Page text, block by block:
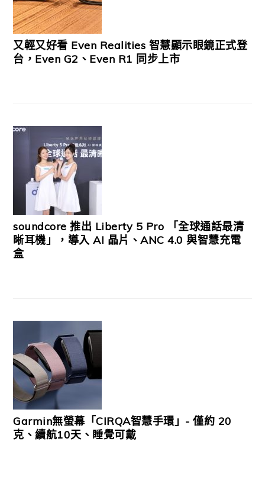
又輕又好看 Even Realities 智慧顯示眼鏡正式登
台，Even G2、Even R1 同步上市
soundcore 推出 Liberty 5 Pro 「全球通話最清
晰耳機」，導入 AI 晶片、ANC 4.0 與智慧充電
盒
Garmin無螢幕「CIRQA智慧手環」- 僅約 20
克、續航10天、睡覺可戴